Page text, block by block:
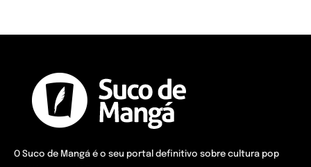
O Suco de Mangá é o seu portal definitivo sobre cultura pop